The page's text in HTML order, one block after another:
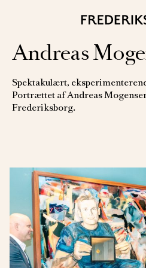
Andreas
Spektakulært,
Portrættet af Andreas
Frederiksborg.